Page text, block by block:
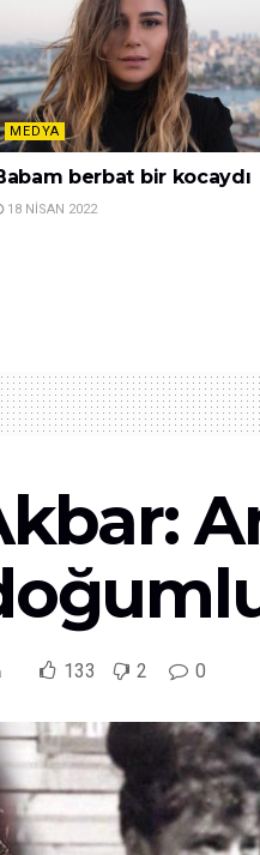
MEDYA
berbat bir kocaydı
18 NISAN 2022
133 2 0